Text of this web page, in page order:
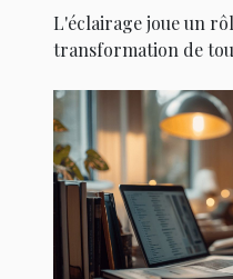
L'éclairage joue un
transformation de